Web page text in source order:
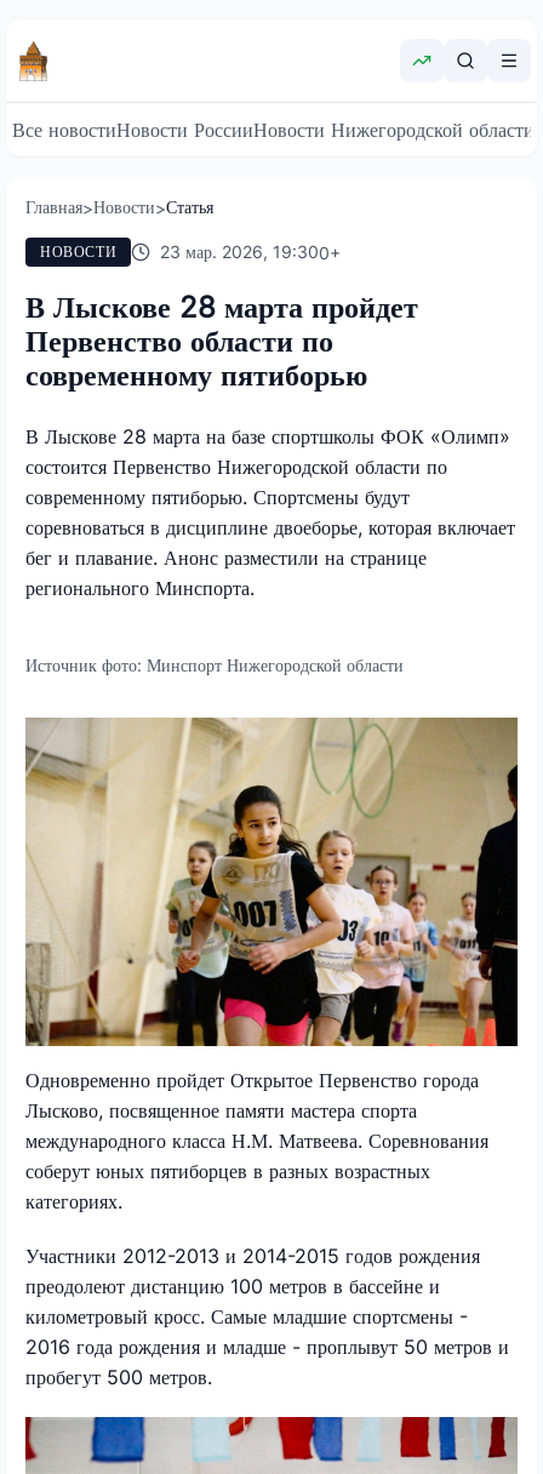
Все новостиНовости РоссииНовости Нижегородской области
Главная>Новости>Статья
НОВОСТИ 23 мар. 2026, 19:300+
В Лыскове 28 марта пройдет
Первенство области по
современному пятиборью
В Лыскове 28 марта на базе спортшколы ФОК «Олимп»
состоится Первенство Нижегородской области по
современному пятиборью. Спортсмены будут
соревноваться в дисциплине двоеборье, которая включает
бег и плавание. Анонс разместили на странице
регионального Минспорта.
Источник фото: Минспорт Нижегородской области
Одновременно пройдет Открытое Первенство города
Лысково, посвященное памяти мастера спорта
международного класса Н.М. Матвеева. Соревнования
соберут юных пятиборцев в разных возрастных
категориях.
Участники 2012-2013 и 2014-2015 годов рождения
преодолеют дистанцию 100 метров в бассейне и
километровый кросс. Самые младшие спортсмены -
2016 года рождения и младше - проплывут 50 метров и
пробегут 500 метров.